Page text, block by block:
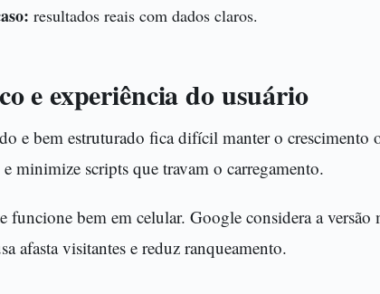
resultados reais com dados claros.
e experiência do usuário
e bem estruturado fica difícil manter o crescimento
e minimize scripts que travam o carregamento.
funcione bem em celular. Google considera a
afasta visitantes e reduz ranqueamento.